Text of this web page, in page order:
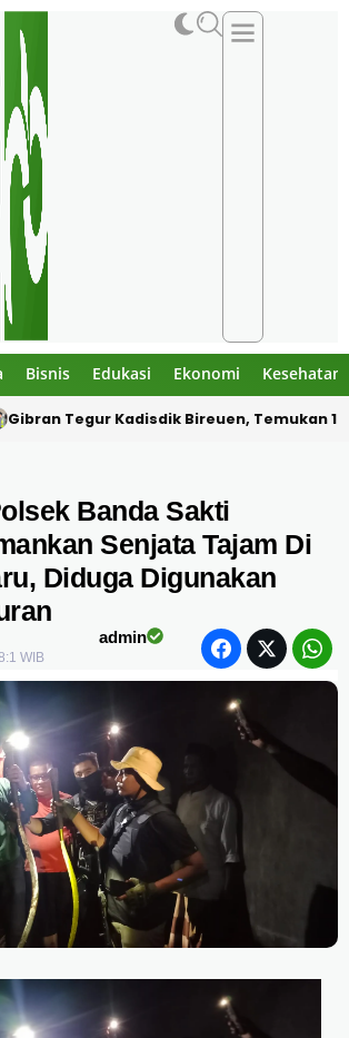
Bisnis Edukasi Ekonomi Kesehatan
PHE NSO Klarifikasi Dugaan Bau Amoniak
Banda Sakti
Senjata Tajam Di
Diduga Digunakan
admin
WIB